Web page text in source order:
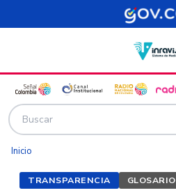
Pasar al contenido principal
Inicio
TRANSPARENCIA GLOSARIO